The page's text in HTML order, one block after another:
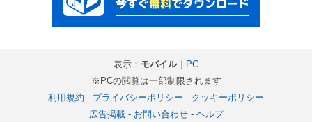
表示： モバイル｜ PC
※PCの閲覧は一部制限されます
利用規約 - プライバシーポリシー - クッキーポリシー
広告掲載- お問い合わせ- ヘルプ